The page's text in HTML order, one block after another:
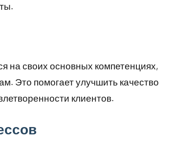
на своих основных компетенциях,
Это помогает улучшить качество
клиентов.